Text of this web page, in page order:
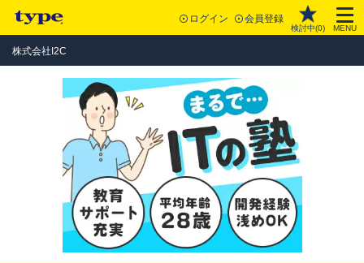
ログイン 会員登録
検討中(0) MENU
株式会社I2C